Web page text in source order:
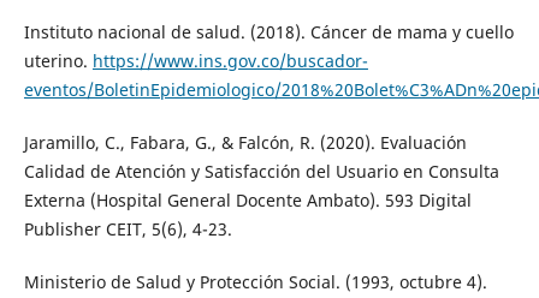
Instituto nacional de salud. (2018). Cáncer de mama y cuello
uterino. https://www.ins.gov.co/buscador-
eventos/BoletinEpidemiologico/
Jaramillo, C., Fabara, G., & Falcón, R. (2020). Evaluación
Calidad de Atención y Satisfacción del Usuario en Consulta
Externa (Hospital General Docente Ambato). 593 Digital
Publisher CEIT, 5(6), 4-23.
Ministerio de Salud y Protección Social. (1993, octubre 4).